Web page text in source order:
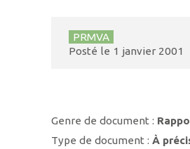
PRMVA
Posté le 1 janvier 2001
Genre de document :
Type de document :À